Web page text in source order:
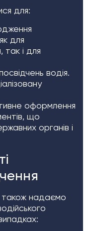
для:
для
так і для
водія.
оформлення
що
органів і
також надаємо